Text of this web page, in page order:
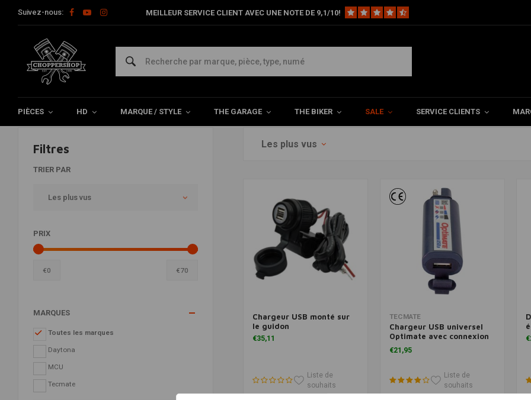
Suivez-nous: MEILLEUR SERVICE CLIENT AVEC UNE NOTE DE 9,1/10!
PIÈCES HD MARQUE / STYLE THE GARAGE THE BIKER SALE SERVICE CLIENTS
Système de navigation
Home Pièces Électronique Système de navigation
Filtres
TRIER PAR
Les plus vus
PRIX
€0 €70
MARQUES
Toutes les marques
Daytona
MCU
Tecmate
Les plus vus
Ajouter au panier
Chargeur USB monté sur
le guidon
€35,11
Liste de
souhaits
Ajouter au panier
TECMATE
Chargeur USB universel
Optimate avec connexion
SAE
€21,95
Liste de
souhaits